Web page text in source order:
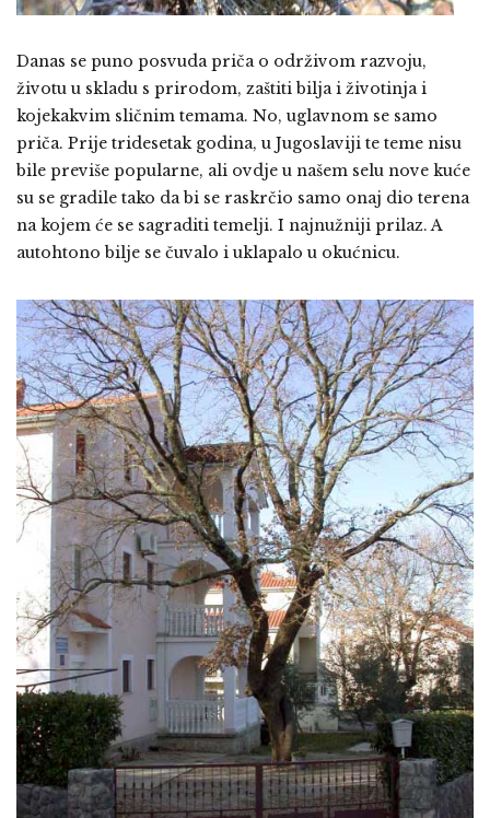
Danas se puno posvuda priča o održivom razvoju,
životu u skladu s prirodom, zaštiti bilja i životinja i
kojekakvim sličnim temama. No, uglavnom se samo
priča. Prije tridesetak godina, u Jugoslaviji te teme nisu
bile previše popularne, ali ovdje u našem selu nove kuće
su se gradile tako da bi se raskrčio samo onaj dio terena
na kojem će se sagraditi temelji. I najnužniji prilaz. A
autohtono bilje se čuvalo i uklapalo u okućnicu.